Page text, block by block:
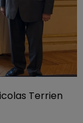
Terrien